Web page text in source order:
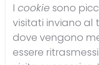
I cookie sono
visitati inviano al
dove vengono
essere